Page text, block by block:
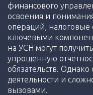
финансового
освоения и
операций, налоговые
ключевыми
на УСН могут
упрощенную
обязательств.
деятельности и
вызовами.